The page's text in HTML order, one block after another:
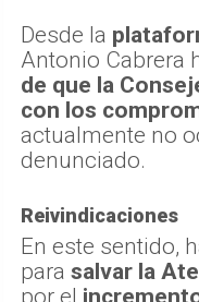
Desde la
Antonio Cabrera
de que la
con los
actualmente no
denunciado.
Reivindicaciones
En este sentido,
para salvar la